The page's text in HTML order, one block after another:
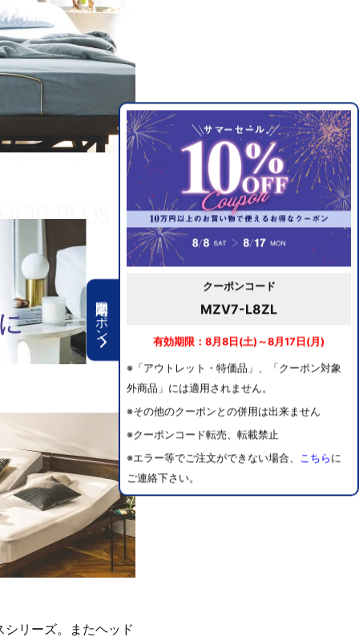
期間限定クーポン
クーポンコード
MZV7-L8ZL
有効期限：8月8日(土)～8月17日(月)
※「アウトレット・特価品」、「クーポン対象
外商品」には適用されません。
※その他のクーポンとの併用は出来ません
※クーポンコード転売、転載禁止
※エラー等でご注文ができない場合、 こちら に
ご連絡下さい。
リーズ。またヘッド